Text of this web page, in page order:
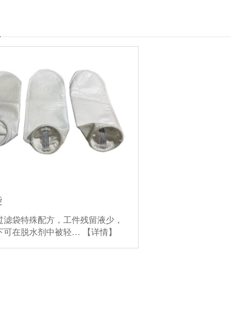
滤袋特殊配方，工件残留液少，
可在脱水剂中被轻…
【详情】